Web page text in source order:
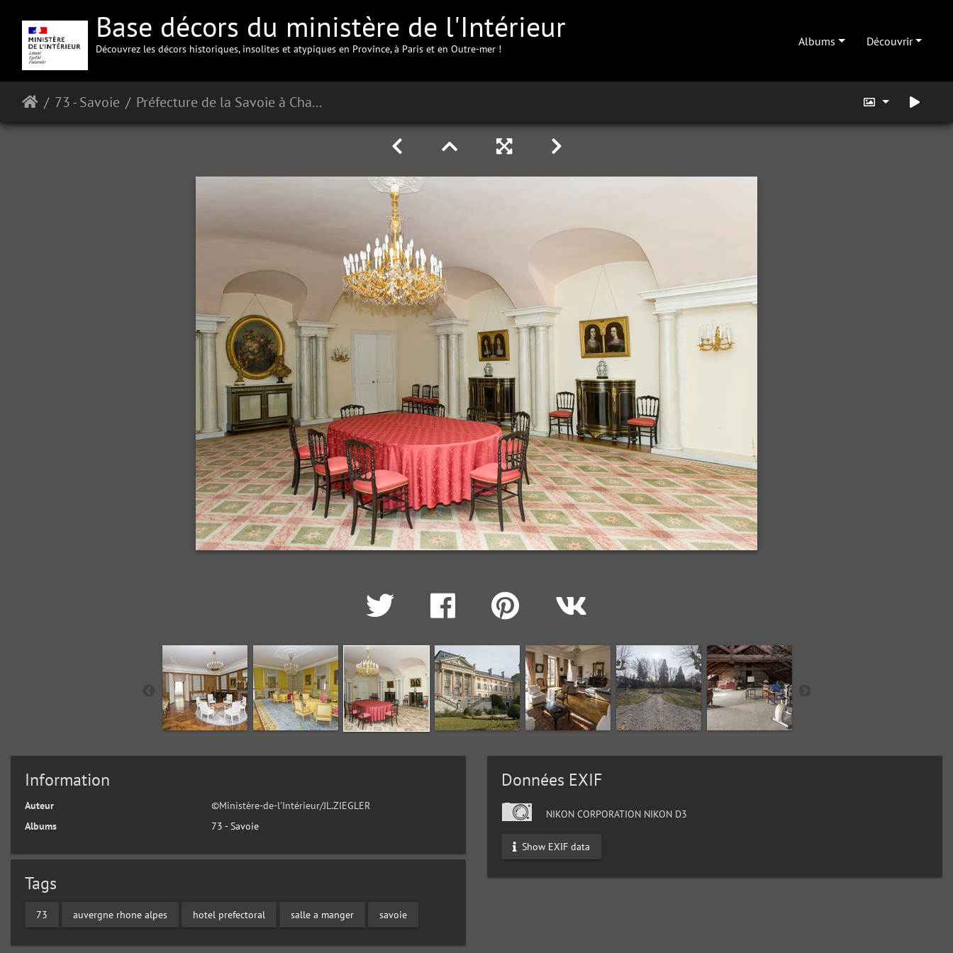
Base décors du ministère de l'Intérieur
Découvrez les décors historiques, insolites et atypiques en Province, à Paris et en Outre-mer !
Albums Découvrir
73 - Savoie Préfecture de la Savoie à Chambéry
Information
Auteur
©Ministère-de-l'Intérieur/JL.ZIEGLER
Albums
73 - Savoie
Tags
73 auvergne rhone alpes hotel prefectoral salle a manger savoie
Données EXIF
NIKON CORPORATION NIKON D3
Show EXIF data